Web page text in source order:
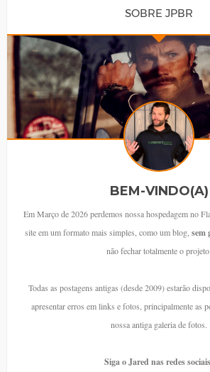
SOBRE JPBR
BEM-VINDO(A)
Em Março de 2026 perdemos nossa hospedagem no
site em um formato mais simples, como um blog, sem
não fechar totalmente o projeto.
Todas as postagens antigas (desde 2009) estarão
apresentar erros em links e fotos, principalmente as
nossa antiga galeria de fotos.
Siga o Jared nas redes